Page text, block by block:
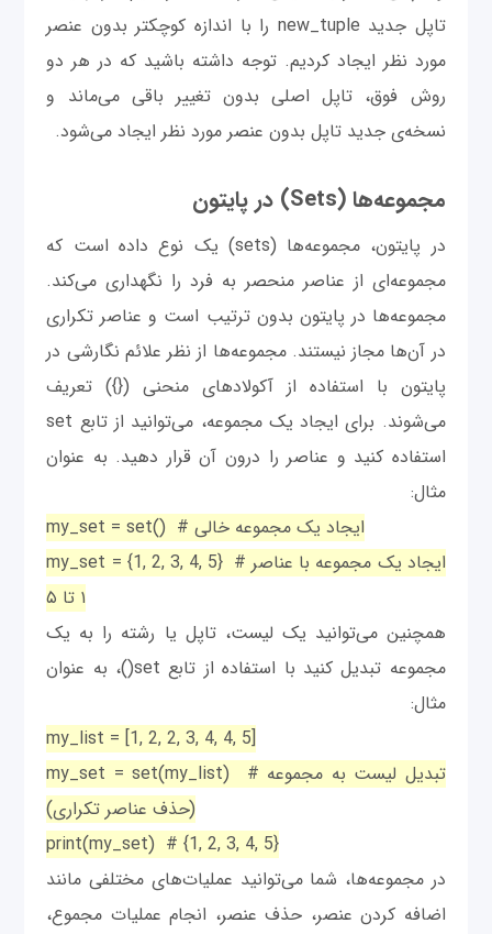
تاپل جدید new_tuple را با اندازه کوچکتر بدون عنصر
مورد نظر ایجاد کردیم. توجه داشته باشید که در هر دو
روش فوق، تاپل اصلی بدون تغییر باقی می‌ماند و
نسخه‌ی جدید تاپل بدون عنصر مورد نظر ایجاد می‌شود.
مجموعه‌ها (Sets) در پایتون
در پایتون، مجموعه‌ها (sets) یک نوع داده است که
مجموعه‌ای از عناصر منحصر به فرد را نگهداری می‌کند.
مجموعه‌ها در پایتون بدون ترتیب است و عناصر تکراری
در آن‌ها مجاز نیستند. مجموعه‌ها از نظر علائم نگارشی در
پایتون با استفاده از آکولادهای منحنی ({}) تعریف
می‌شوند. برای ایجاد یک مجموعه، می‌توانید از تابع set
استفاده کنید و عناصر را درون آن قرار دهید. به عنوان
مثال:
my_set = set() # ایجاد یک مجموعه خالی
my_set = {1, 2, 3, 4, 5} # ایجاد یک مجموعه با عناصر
۱ تا ۵
همچنین می‌توانید یک لیست، تاپل یا رشته را به یک
مجموعه تبدیل کنید با استفاده از تابع set()، به عنوان
مثال:
my_list = [1, 2, 2, 3, 4, 4, 5]
my_set = set(my_list) # تبدیل لیست به مجموعه
(حذف عناصر تکراری)
print(my_set) # {1, 2, 3, 4, 5}
در مجموعه‌ها، شما می‌توانید عملیات‌های مختلفی مانند
اضافه کردن عنصر، حذف عنصر، انجام عملیات مجموع،